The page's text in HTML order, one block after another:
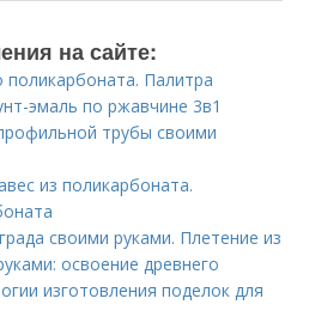
на сайте:
Палитра
эмаль по ржавчине 3в1
трубы своими
из поликарбоната.
своими руками. Плетение из
освоение древнего
изготовления поделок для